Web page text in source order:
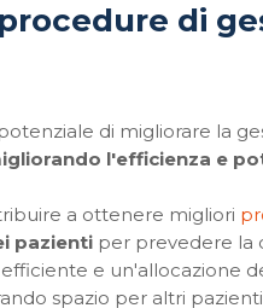
procedure di
di migliorare la
l'efficienza e
a ottenere migliori
pazienti per prevedere la
e un'allocazione
spazio per altri